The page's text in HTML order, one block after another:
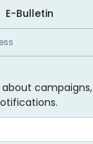
E-Bulletin
campaigns,